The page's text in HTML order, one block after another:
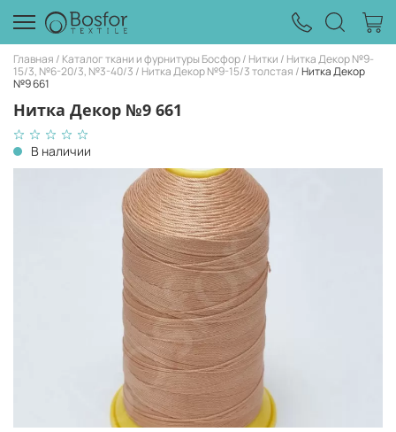
Главная Каталог ткани и фурнитуры Босфор Нитки
Нитка Декор №9-
15/3, №6-20/3, №3-40/3
Нитка Декор №9-15/3 толстая Нитка Декор
№9 661
Нитка Декор №9 661
В наличии